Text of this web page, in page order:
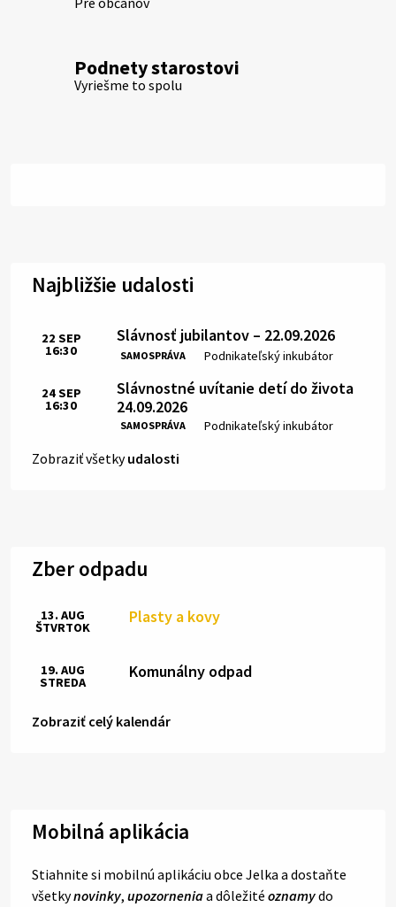
Podnety starostovi
Vyriešme to spolu
Najbližšie udalosti
Slávnosť jubilantov – 22.09.2026
SAMOSPRÁVA Miesto:
Podnikateľský inkubátor
Čas:
22 SEP
16:30
Slávnostné uvítanie detí do života
24.09.2026
SAMOSPRÁVA Miesto:
Podnikateľský inkubátor
Čas:
24SEP
16:30
Zobraziť všetkyudalosti
Zber odpadu
Plasty a kovy
13. AUG
ŠTVRTOK
Komunálny odpad
19. AUG
STREDA
Zobraziť celý kalendár
Mobilná aplikácia
Stiahnite si mobilnú aplikáciu obce Jelka a dostaňte
všetkynovinky, upozorneniaa dôležité oznamydo